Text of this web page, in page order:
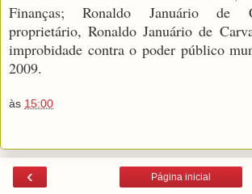
Finanças; Ronaldo Januário de
proprietário, Ronaldo Januário de
improbidade contra o poder público
2009.
às 15:00
‹ Página inicial